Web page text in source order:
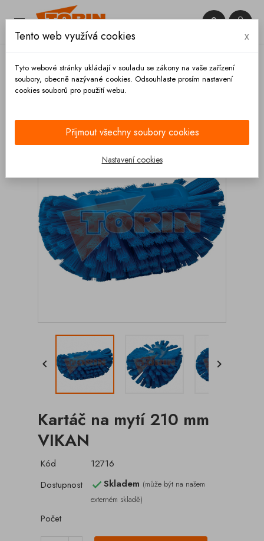
 

 
Kartáč na mytí 210 mm
VIKAN
Kód
12716
Dostupnost
Skladem (může být na našem
externém skladě)
Počet
Tento web využívá cookies x
Tyto webové stránky ukládají v souladu se zákony na vaše zařízení
soubory, obecně nazývané cookies. Odsouhlaste prosím nastavení
cookies souborů pro použití webu.
Přijmout všechny soubory cookies
Nastavení cookies